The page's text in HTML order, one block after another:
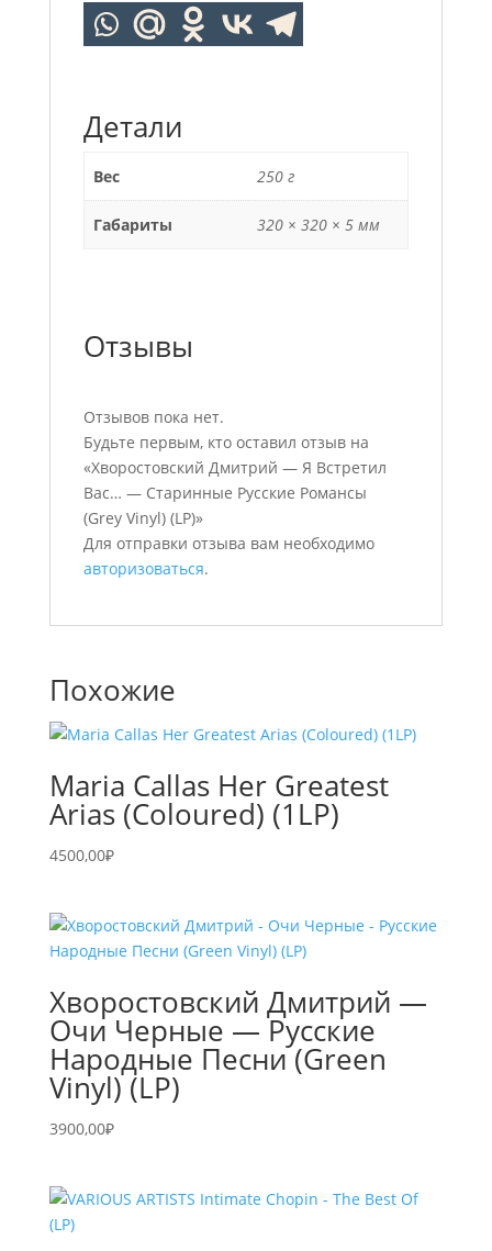
Детали
Вес 250 г
Габариты 320 × 320 × 5 мм
Отзывы
Отзывов пока нет.
Будьте первым, кто оставил отзыв на
«Хворостовский Дмитрий — Я Встретил
Вас… — Старинные Русские Романсы
(Grey Vinyl) (LP)»
Для отправки отзыва вам необходимо
авторизоваться.
Похожие
Maria Callas Her Greatest
Arias (Coloured) (1LP)
4500,00₽
Хворостовский Дмитрий —
Очи Черные — Русские
Народные Песни (Green
Vinyl) (LP)
3900,00₽